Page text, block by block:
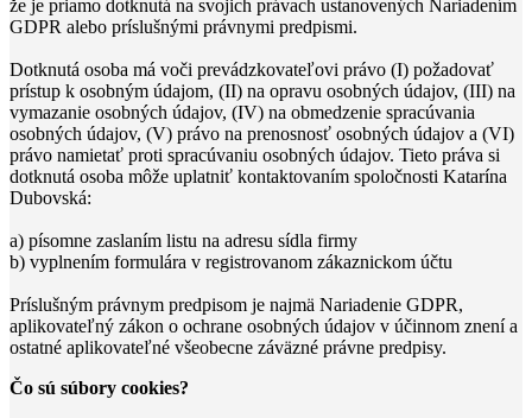
že je priamo dotknutá na svojich právach ustanovených Nariadením
GDPR alebo príslušnými právnymi predpismi.
Dotknutá osoba má voči prevádzkovateľovi právo (I) požadovať
prístup k osobným údajom, (II) na opravu osobných údajov, (III) na
vymazanie osobných údajov, (IV) na obmedzenie spracúvania
osobných údajov, (V) právo na prenosnosť osobných údajov a (VI)
právo namietať proti spracúvaniu osobných údajov. Tieto práva si
dotknutá osoba môže uplatniť kontaktovaním spoločnosti Katarína
Dubovská:
a) písomne zaslaním listu na adresu sídla firmy
b) vyplnením formulára v registrovanom zákaznickom účtu
Príslušným právnym predpisom je najmä Nariadenie GDPR,
aplikovateľný zákon o ochrane osobných údajov v účinnom znení a
ostatné aplikovateľné všeobecne záväzné právne predpisy.
Čo sú súbory cookies?